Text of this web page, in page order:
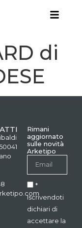
di
Rimani
aggiornato
sulle novità
Arketipo
*
Iscrivendoti
dichiari di
accettare la